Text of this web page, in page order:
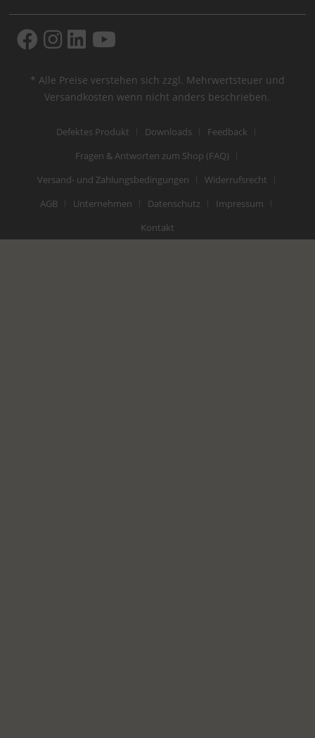
* Alle Preise verstehen sich zzgl. Mehrwertsteuer und
Versandkosten wenn nicht anders beschrieben.
Defektes Produkt Downloads
Feedback
Fragen & Antworten zum Shop (FAQ)
Versand- und Zahlungsbedingungen
Widerrufsrecht
AGB
Unternehmen Datenschutz
Impressum
Kontakt